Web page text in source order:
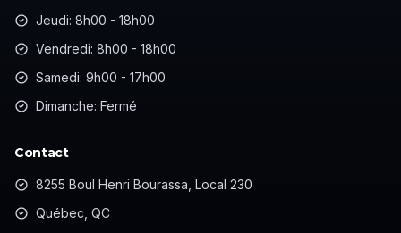
Jeudi: 8h00 - 18h00
Vendredi: 8h00 - 18h00
Samedi: 9h00 - 17h00
Dimanche: Fermé
Contact
8255 Boul Henri Bourassa, Local 230
Québec, QC